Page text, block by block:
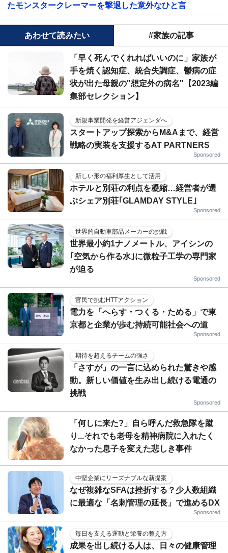
たモンスタークレーマーを撃退した意外なひと言
あわせて読みたい #家族の記事
「早く死んでくれればいいのに」家族が
手を焼く認知症、統合失調症、鬱病の症
状が出た母親の"想定外の病名"【2023編
集部セレクション】
新規事業開発を経営アジェンダへ
スタートアップ探索からM&Aまで、経営
戦略の実装を支援するAT PARTNERS
Sponsored
新しい形の福利厚生として活用
ホテルと別荘の利点を凝縮…経営者が選
ぶシェア別荘｢GLAMDAY STYLE｣
Sponsored
世界的自動車部品メーカーの挑戦
世界最小約1ナノメートル、アイシンの
｢空気から作る水｣に微粒子工学の専門家
が迫る
Sponsored
官民で挑むHTTアクション
電力を「へらす・つくる・ためる」で東
京都と企業が歩む持続可能社会への道
Sponsored
期待を超えるチームの強さ
「さすが」の一言に込められた驚きや感
動。新しい価値を生み出し続ける電通の
挑戦
Sponsored
「何しに来た?」自ら呼んだ救急隊を蹴
り...それでも老母を精神病院に入れたく
なかった息子を変えた悲しき事件
中堅企業にリーズナブルな新提案
なぜ複雑なSFAは挫折する？少人数組織
に最適な「名刺管理の延長」で進めるDX
Sponsored
毎日を支える運動と栄養の整え方
成果を出し続ける人は、日々の健康管理